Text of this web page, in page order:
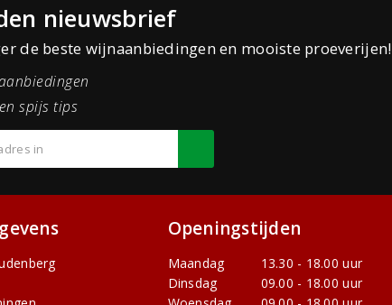
nieuwsbrief
de beste wijnaanbiedingen en mooiste proeverijen!
spijs tips
Openingstijden
Maandag
13.30 - 18.00 uur
Dinsdag
09.00 - 18.00 uur